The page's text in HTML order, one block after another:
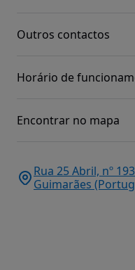
Outros contactos
Horário de
Encontrar no mapa
Rua 25 Abril, nº
Guimarães